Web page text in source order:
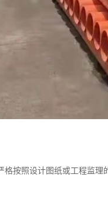
格按照设计图纸或工程监